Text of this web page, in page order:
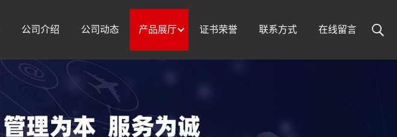
公司介绍 公司动态 产品展厅 证书荣誉 联系方式 在线留言